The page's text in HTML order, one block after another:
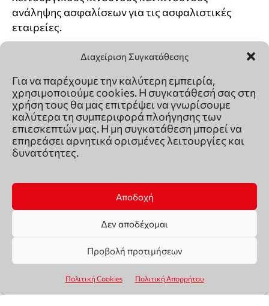
Διαχείριση Συγκατάθεσης
Για να παρέχουμε την καλύτερη εμπειρία,
χρησιμοποιούμε cookies. Η συγκατάθεσή σας στη
χρήση τους θα μας επιτρέψει να γνωρίσουμε
καλύτερα τη συμπεριφορά πλοήγησης των
επιεσκεπτών μας. Η μη συγκατάθεση μπορεί να
επηρεάσει αρνητικά ορισμένες λειτουργίες και
δυνατότητες.
Αποδοχή
Δεν αποδέχομαι
Προβολή προτιμήσεων
Πολιτική Cookies Πολιτική Απορρήτου